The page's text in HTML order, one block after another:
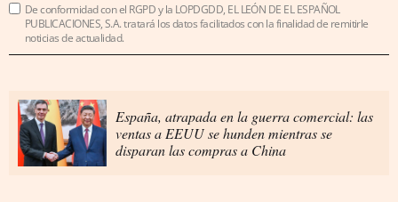
De conformidad con el RGPD y la LOPDGDD, EL LEÓN DE EL ESPAÑOL
PUBLICACIONES, S.A. tratará los datos facilitados con la finalidad de remitirle
noticias de actualidad.
España, atrapada en la guerra comercial: las
ventas a EEUU se hunden mientras se
disparan las compras a China